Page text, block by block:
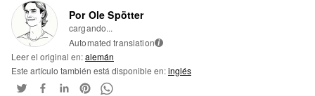
Por Ole Spötter
cargando...
Automated translation i
Leer el original en:alemán
Este artículo también está disponible en:inglés